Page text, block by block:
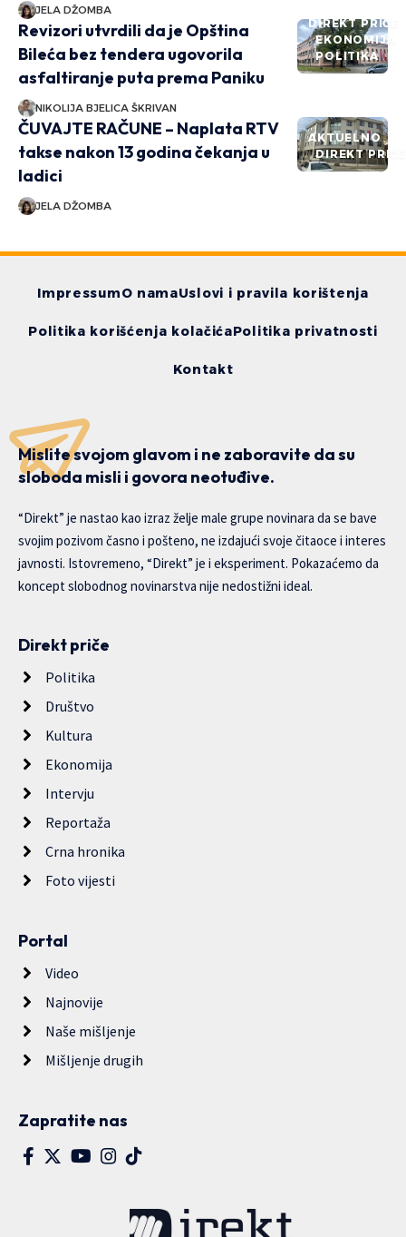
JELA DŽOMBA
DIREKT PRIČE
EKONOMIJA
POLITIKA
Revizori utvrdili da je Opština
Bileća bez tendera ugovorila
asfaltiranje puta prema Paniku
NIKOLIJA BJELICA ŠKRIVAN
AKTUELNO
DIREKT PRIČE
ČUVAJTE RAČUNE – Naplata RTV
takse nakon 13 godina čekanja u
ladici
JELA DŽOMBA
ImpressumO namaUslovi i pravila korištenja
Politika korišćenja kolačićaPolitika privatnosti
Kontakt
Mislite svojom glavom i ne zaboravite da su
sloboda misli i govora neotuđive.
“Direkt” je nastao kao izraz želje male grupe novinara da se bave
svojim pozivom časno i pošteno, ne izdajući svoje čitaoce i interes
javnosti. Istovremeno, “Direkt” je i eksperiment. Pokazaćemo da
koncept slobodnog novinarstva nije nedostižni ideal.
Direkt priče
Politika
Društvo
Kultura
Ekonomija
Intervju
Reportaža
Crna hronika
Foto vijesti
Portal
Video
Najnovije
Naše mišljenje
Mišljenje drugih
Zapratite nas